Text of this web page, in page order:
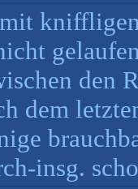
den
dem
insg.